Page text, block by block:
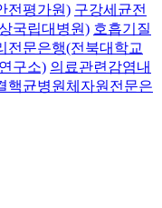
전평가원) 구강세균전
국립대병원) 호흡기질
전문은행(전북대학교
구소) 의료관련감염내
핵균병원체자원전문은